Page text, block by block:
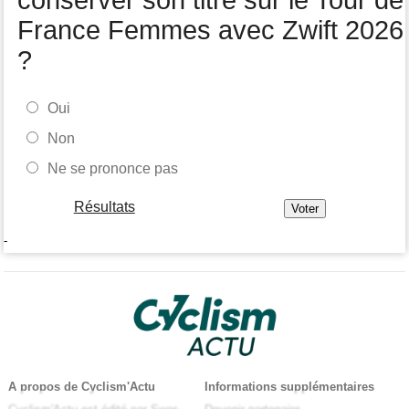
France Femmes avec Zwift 2026
?
Oui
Non
Ne se prononce pas
Résultats
-
A propos de Cyclism'Actu
Informations supplémentaires